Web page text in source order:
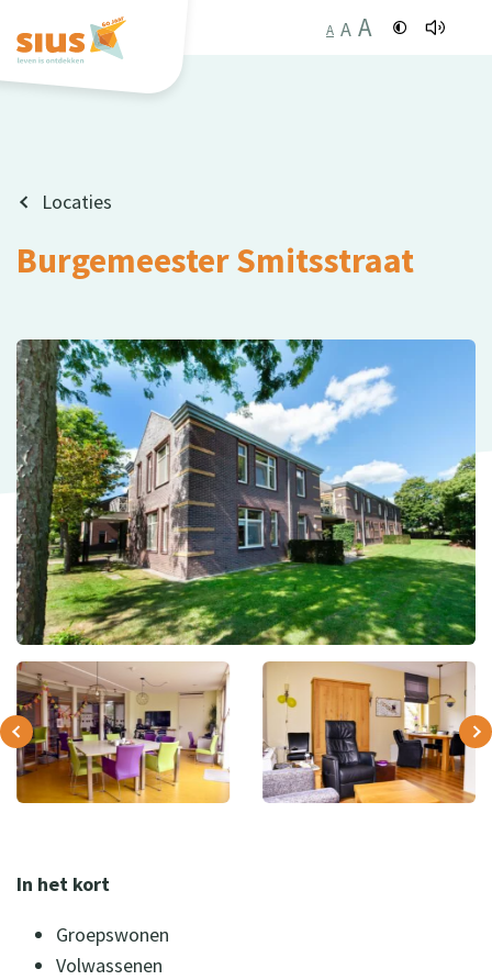
A A A
Locaties
Burgemeester Smitsstraat
In het kort
Groepswonen
Volwassenen